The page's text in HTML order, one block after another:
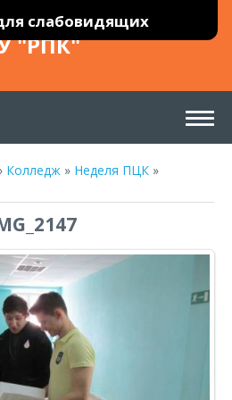
слабовидящих
"РПК"
Колледж » Неделя ПЦК »